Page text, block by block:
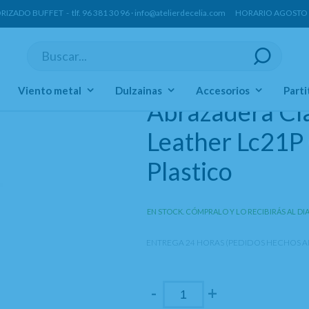
BUFFET - tlf. 96 381 30 96 · info@atelierdecelia.com HORARIO AGOSTO
Viento metal Dulzainas Accesorios
Abrazaderas Sistema Francés
Abrazadera
Leather
Plastico
EN STOCK. CÓMPRALO Y LO RECIBIRÁS AL
ENTREGA 24 HORAS (PEDIDOS HECHOS
- +